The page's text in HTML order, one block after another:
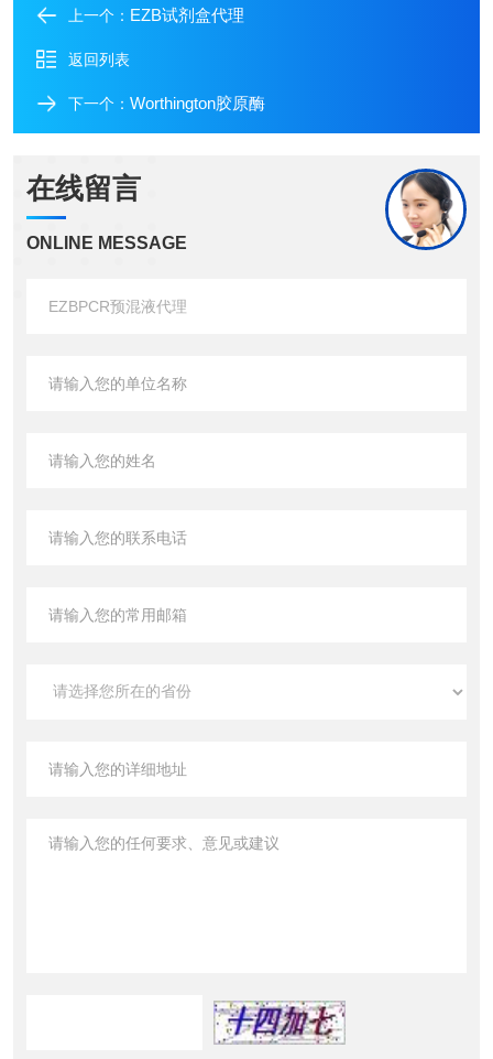
上一个： EZB试剂盒代理
返回列表
下一个： Worthington胶原酶
在线留言
ONLINE MESSAGE